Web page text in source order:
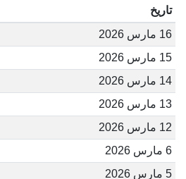
تاريخ
16 مارس 2026
15 مارس 2026
14 مارس 2026
13 مارس 2026
12 مارس 2026
6 مارس 2026
5 مارس 2026